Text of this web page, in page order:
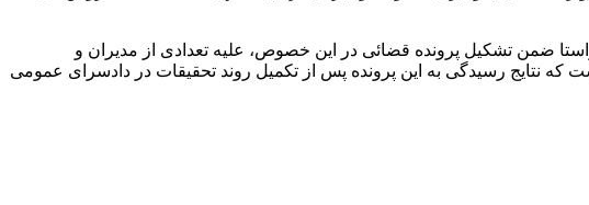
ضمن تشکیل پرونده قضائی در این خصوص، علیه تعدادی از مدیران و
که نتایج رسیدگی به این پرونده پس از تکمیل روند تحقیقات در دادسرای عمومی